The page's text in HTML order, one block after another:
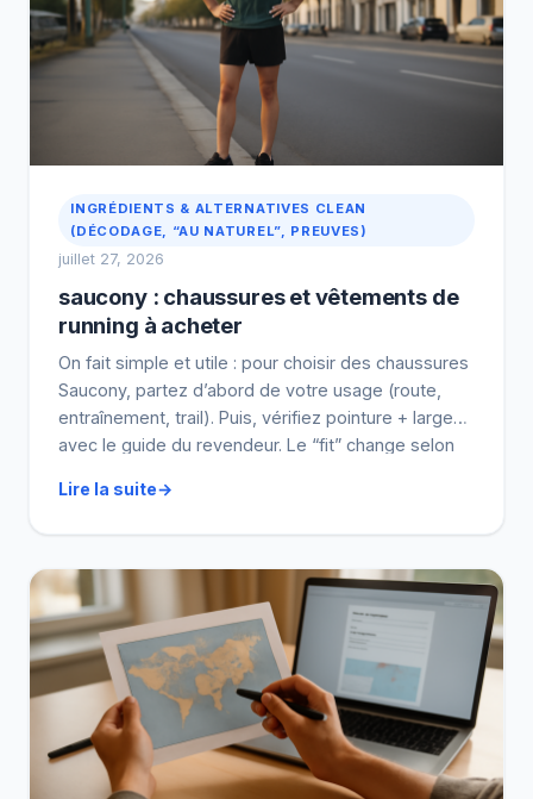
INGRÉDIENTS & ALTERNATIVES CLEAN
(DÉCODAGE, “AU NATUREL”, PREUVES)
juillet 27, 2026
saucony : chaussures et vêtements de
running à acheter
On fait simple et utile : pour choisir des chaussures
Saucony, partez d’abord de votre usage (route,
entraînement, trail). Puis, vérifiez pointure + largeur
avec le guide du revendeur. Le “fit” change selon
ampoules. Enfin, comparez amorti, stabilité,
Lire la suite